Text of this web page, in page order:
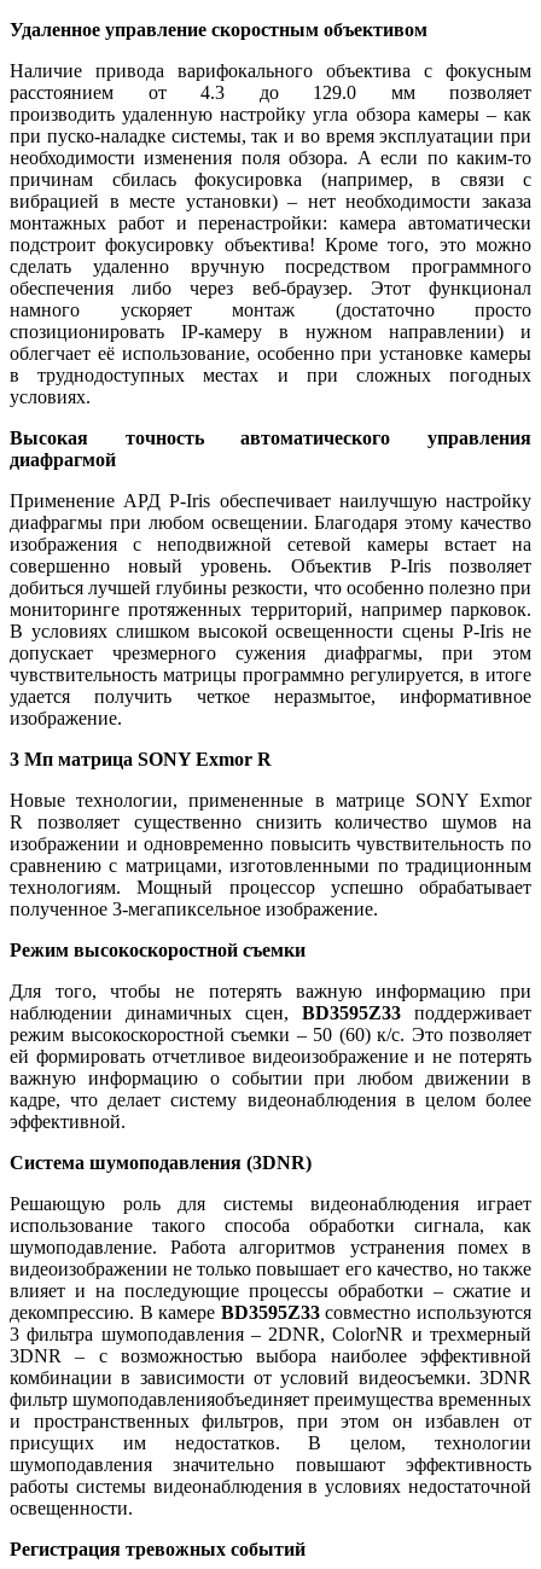
Удаленное управление скоростным объективом
Наличие привода варифокального объектива с фокусным
расстоянием от 4.3 до 129.0 мм позволяет
производить удаленную настройку угла обзора камеры – как
при пуско-наладке системы, так и во время эксплуатации при
необходимости изменения поля обзора. А если по каким-то
причинам сбилась фокусировка (например, в связи с
вибрацией в месте установки) – нет необходимости заказа
монтажных работ и перенастройки: камера автоматически
подстроит фокусировку объектива! Кроме того, это можно
сделать удаленно вручную посредством программного
обеспечения либо через веб-браузер. Этот функционал
намного ускоряет монтаж (достаточно просто
спозиционировать IP-камеру в нужном направлении) и
облегчает её использование, особенно при установке камеры
в труднодоступных местах и при сложных погодных
условиях.
Высокая точность автоматического управления
диафрагмой
Применение АРД P-Iris обеспечивает наилучшую настройку
диафрагмы при любом освещении. Благодаря этому качество
изображения с неподвижной сетевой камеры встает на
совершенно новый уровень. Объектив P-Iris позволяет
добиться лучшей глубины резкости, что особенно полезно при
мониторинге протяженных территорий, например парковок.
В условиях слишком высокой освещенности сцены P-Iris не
допускает чрезмерного сужения диафрагмы, при этом
чувствительность матрицы программно регулируется, в итоге
удается получить четкое неразмытое, информативное
изображение.
3 Мп матрица SONY Exmor R
Новые технологии, примененные в матрице SONY Exmor
R позволяет существенно снизить количество шумов на
изображении и одновременно повысить чувствительность по
сравнению с матрицами, изготовленными по традиционным
технологиям. Мощный процессор успешно обрабатывает
полученное 3-мегапиксельное изображение.
Режим высокоскоростной съемки
Для того, чтобы не потерять важную информацию при
наблюдении динамичных сцен, BD3595Z33 поддерживает
режим высокоскоростной съемки – 50 (60) к/с. Это позволяет
ей формировать отчетливое видеоизображение и не потерять
важную информацию о событии при любом движении в
кадре, что делает систему видеонаблюдения в целом более
эффективной.
Система шумоподавления (3DNR)
Решающую роль для системы видеонаблюдения играет
использование такого способа обработки сигнала, как
шумоподавление. Работа алгоритмов устранения помех в
видеоизображении не только повышает его качество, но также
влияет и на последующие процессы обработки – сжатие и
декомпрессию. В камере BD3595Z33совместно используются
3 фильтра шумоподавления – 2DNR, ColorNR и трехмерный
3DNR – с возможностью выбора наиболее эффективной
комбинации в зависимости от условий видеосъемки. 3DNR
фильтр шумоподавленияобъединяет преимущества временных
и пространственных фильтров, при этом он избавлен от
присущих им недостатков. В целом, технологии
шумоподавления значительно повышают эффективность
работы системы видеонаблюдения в условиях недостаточной
освещенности.
Регистрация тревожных событий